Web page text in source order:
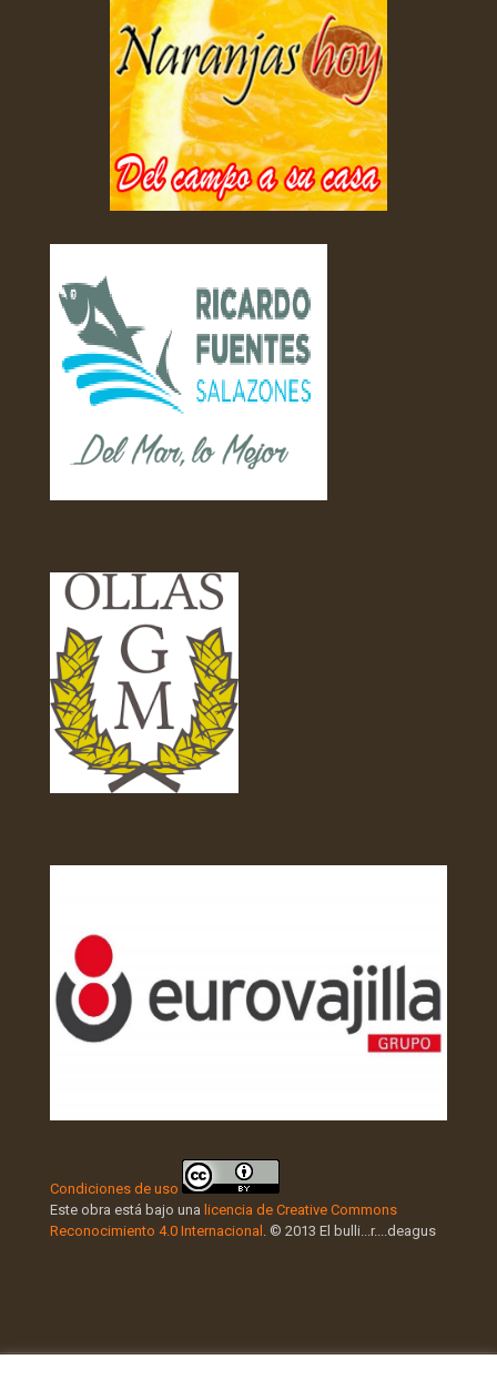
Condiciones de uso
Este obra está bajo una licencia de Creative Commons
Reconocimiento 4.0 Internacional
. © 2013 El bulli...r....deagus